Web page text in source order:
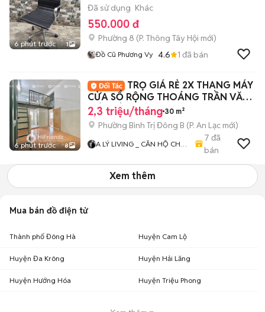
6 phút trước 1
Đã sử dụng Khác
550.000 đ
Phường 8 (P. Thông Tây Hội mới)
Đồ Cũ Phương Vy 4.6 1 đã bán
6 phút trước 8
TRỌ GIÁ RẺ 2X THANG MÁY
CỬA SỔ RỘNG THOÁNG TRẦN VĂN
GIÀU TỈNH LỘ 10
2,3 triệu/tháng 30 m²
Phường Bình Trị Đông B (P. An Lạc mới)
A LÝ LIVING _ CĂN HỘ CHO
- MBKD - KIOT - CHDV -
CHUNG CƯ - NHÀ Ở
7 đã
bán
Xem thêm
Mua bán đồ điện tử
Thành phố Đông Hà Huyện Cam Lộ
Huyện Đa Krông Huyện Hải Lăng
Huyện Hướng Hóa Huyện Triệu Phong